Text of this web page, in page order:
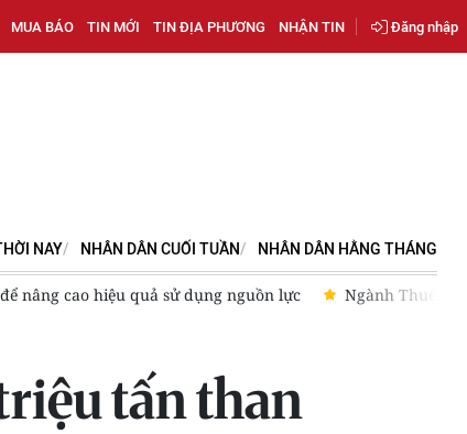
MUA BÁO TIN MỚI TIN ĐỊA PHƯƠNG NHẬN TIN Đăng nhập
NAY NHÂN DÂN CUỐI TUẦN NHÂN DÂN HẰNG THÁNG
nâng cao hiệu quả sử dụng nguồn lực Ngành Thuế
tấn than